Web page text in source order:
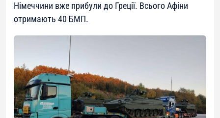
Німеччини вже прибули до Греції. Всього Афіни
отримають 40 БМП.